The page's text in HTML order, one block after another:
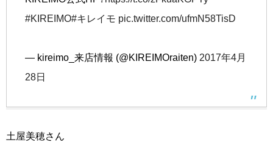
#KIREIMO#キレイモ pic.twitter.com/ufmN58TisD
— kireimo_来店情報 (@KIREIMOraiten) 2017年4月
28日
土屋美穂さん